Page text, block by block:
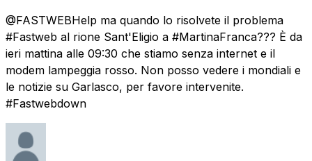
@FASTWEBHelp ma quando lo risolvete il problema
#Fastweb al rione Sant'Eligio a #MartinaFranca??? È da
ieri mattina alle 09:30 che stiamo senza internet e il
modem lampeggia rosso. Non posso vedere i mondiali e
le notizie su Garlasco, per favore intervenite.
#Fastwebdown